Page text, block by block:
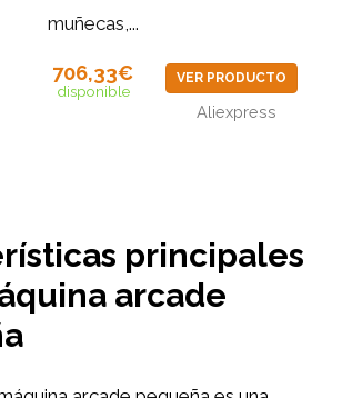
muñecas,...
706,33€
disponible
VER PRODUCTO
Aliexpress
principales
arcade